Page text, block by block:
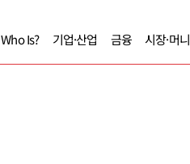
Who Is? 기업·산업 금융 시장·머니